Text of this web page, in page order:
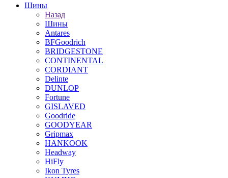
Шины
Назад
Шины
Antares
BFGoodrich
BRIDGESTONE
CONTINENTAL
CORDIANT
Delinte
DUNLOP
Fortune
GISLAVED
Goodride
GOODYEAR
Gripmax
HANKOOK
Headway
HiFly
Ikon Tyres